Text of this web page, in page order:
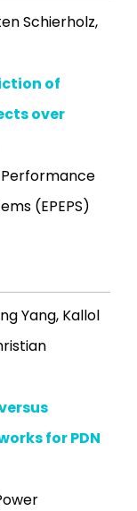
Schierholz,
of
over
Performance
(EPEPS)
Yang, Kallol
for PDN